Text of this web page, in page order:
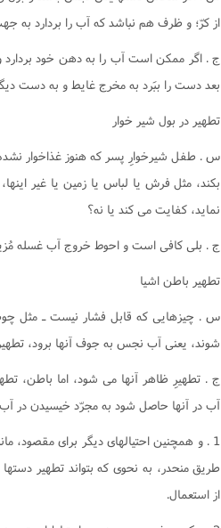
کتاب یمین
کتاب صید و ذباحه
کتاب شفعه
کتاب احیاى موات
کتاب لقطه
کتاب الارث
کتاب قصاص
احکام وکالت
احکام وقف و وصیت
از کرّ؛ و ظرف هم نباشد که آب را بردارد
ج . اگر ممکن است آب را به دهن خود بردارد
بعد دست را ببَرد به مخرج غايط و به دست
تطهير در بول شير خوار
س . طفل شيرخوارِ پسر که هنوز غذاخوار
بکند، مثل فرش يا لباس يا زمين يا غير
نمايد، کفايت مى کند يا نه؟
ج . بلى کافى است و احوط خروج آب غسله
تطهير باطن اشيا
س . چيزهايى که قابل فشار نيست ـ مثل
شوند، يعنى آب نجس به جوف آنها برود،
ج . تطهيرِ ظاهر آنها مى شود، اما باطن،
آب در آنها حاصل شود به مجرّد خيسيدن در
1 . و همچنين احتيالهاى ديگر براى مقصود،
طريق منحدر، به نحوى که بتواند تطهير
از استعمال.